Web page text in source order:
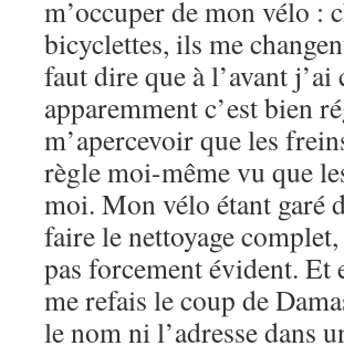
m’occuper de mon vélo :
bicyclettes, ils me
faut dire que à l’avant
apparemment c’est bien
m’apercevoir que les
règle moi-même vu que
moi. Mon vélo étant garé
faire le nettoyage
pas forcement évident. Et
me refais le coup de
le nom ni l’adresse dans